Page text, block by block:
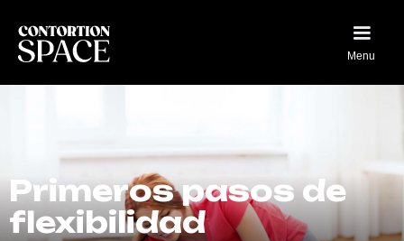
Menu
Primeros pasos de
flexibilidad